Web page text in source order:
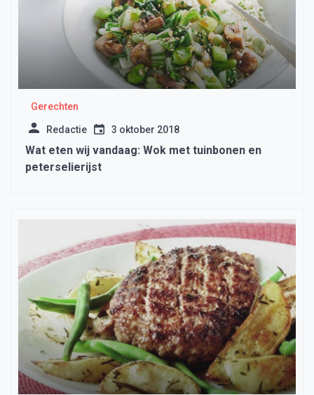
Gerechten
Redactie 3 oktober 2018
Wat eten wij vandaag: Wok met tuinbonen en
peterselierijst